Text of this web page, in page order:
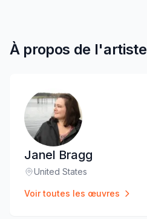
À propos de l'artiste
Janel Bragg
Lieu:
United States
Voir toutes les œuvres